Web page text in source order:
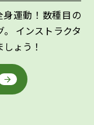
運動！数種目の
インストラクタ
ょう！